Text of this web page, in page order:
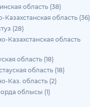
область (38)
Казахстанская область (36)
(28)
Казахстанская область
область (18)
область (18)
Каз. область (2)
облысы (1)